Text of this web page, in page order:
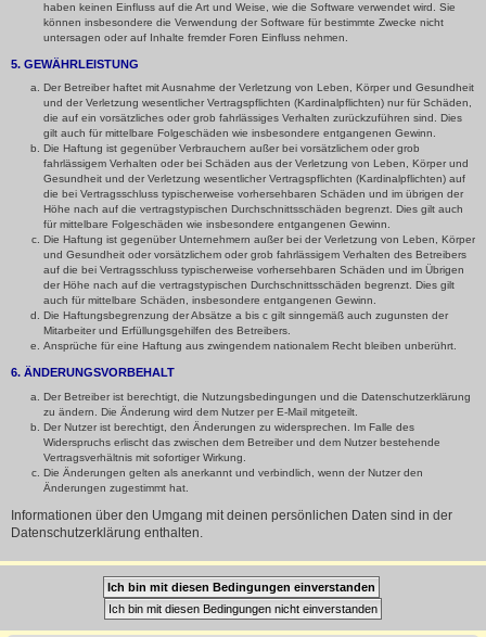
haben keinen Einfluss auf die Art und Weise, wie die Software verwendet wird. Sie
können insbesondere die Verwendung der Software für bestimmte Zwecke nicht
untersagen oder auf Inhalte fremder Foren Einfluss nehmen.
5. GEWÄHRLEISTUNG
Der Betreiber haftet mit Ausnahme der Verletzung von Leben, Körper und Gesundheit
und der Verletzung wesentlicher Vertragspflichten (Kardinalpflichten) nur für Schäden,
die auf ein vorsätzliches oder grob fahrlässiges Verhalten zurückzuführen sind. Dies
gilt auch für mittelbare Folgeschäden wie insbesondere entgangenen Gewinn.
Die Haftung ist gegenüber Verbrauchern außer bei vorsätzlichem oder grob
fahrlässigem Verhalten oder bei Schäden aus der Verletzung von Leben, Körper und
Gesundheit und der Verletzung wesentlicher Vertragspflichten (Kardinalpflichten) auf
die bei Vertragsschluss typischerweise vorhersehbaren Schäden und im übrigen der
Höhe nach auf die vertragstypischen Durchschnittsschäden begrenzt. Dies gilt auch
für mittelbare Folgeschäden wie insbesondere entgangenen Gewinn.
Die Haftung ist gegenüber Unternehmern außer bei der Verletzung von Leben, Körper
und Gesundheit oder vorsätzlichem oder grob fahrlässigem Verhalten des Betreibers
auf die bei Vertragsschluss typischerweise vorhersehbaren Schäden und im Übrigen
der Höhe nach auf die vertragstypischen Durchschnittsschäden begrenzt. Dies gilt
auch für mittelbare Schäden, insbesondere entgangenen Gewinn.
Die Haftungsbegrenzung der Absätze a bis c gilt sinngemäß auch zugunsten der
Mitarbeiter und Erfüllungsgehilfen des Betreibers.
Ansprüche für eine Haftung aus zwingendem nationalem Recht bleiben unberührt.
6. ÄNDERUNGSVORBEHALT
Der Betreiber ist berechtigt, die Nutzungsbedingungen und die Datenschutzerklärung
zu ändern. Die Änderung wird dem Nutzer per E-Mail mitgeteilt.
Der Nutzer ist berechtigt, den Änderungen zu widersprechen. Im Falle des
Widerspruchs erlischt das zwischen dem Betreiber und dem Nutzer bestehende
Vertragsverhältnis mit sofortiger Wirkung.
Die Änderungen gelten als anerkannt und verbindlich, wenn der Nutzer den
Änderungen zugestimmt hat.
Informationen über den Umgang mit deinen persönlichen Daten sind in der
Datenschutzerklärung enthalten.